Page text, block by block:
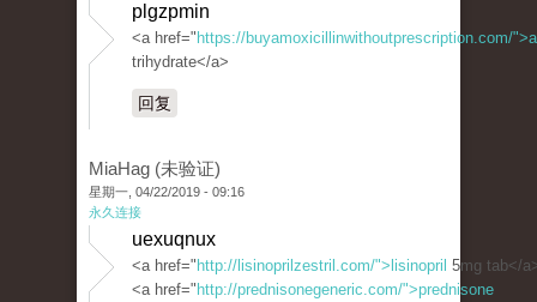
plgzpmin
<a href=" https://buyamoxicillinwithoutprescription.com/
trihydrate</a>
回复
MiaHag (未验证)
星期一, 04/22/2019 - 09:16
永久连接
uexuqnux
<a href=" http://lisinoprilzestril.com/">lisinopril 5mg tab</
<a href=" http://prednisonegeneric.com/">prednisone